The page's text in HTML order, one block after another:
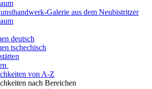
Galerie aus dem Neubistritzer
deutsch
tschechisch
von A-Z
nach Bereichen